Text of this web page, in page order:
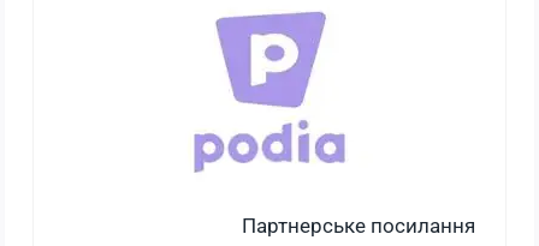
Партнерське посилання